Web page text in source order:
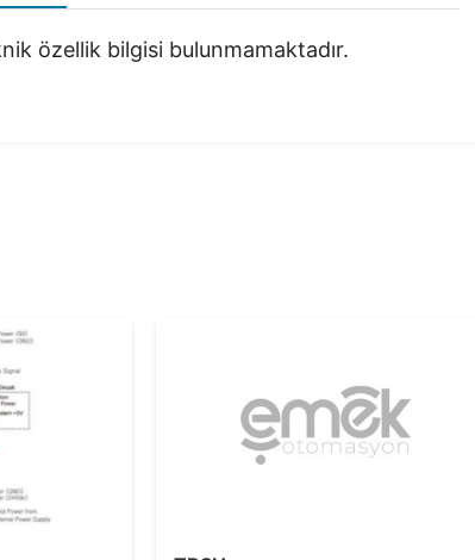
özellik bilgisi bulunmamaktadır.